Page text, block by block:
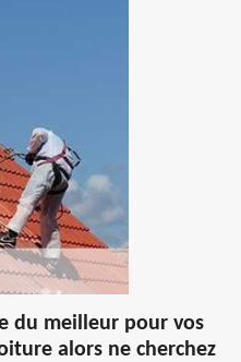
du meilleur pour vos
alors ne cherchez